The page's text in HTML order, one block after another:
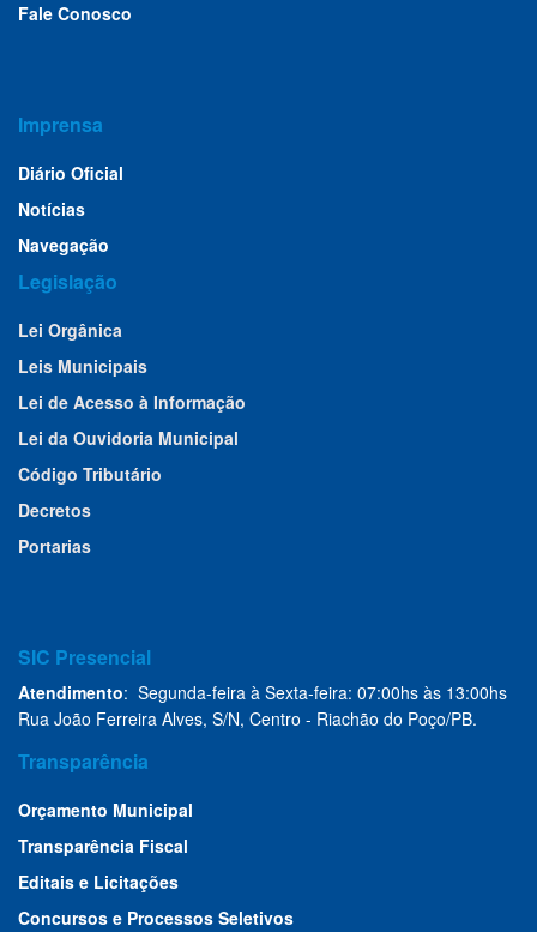
Fale Conosco
Imprensa
Diário Oficial
Notícias
Navegação
Legislação
Lei Orgânica
Leis Municipais
Lei de Acesso à Informação
Lei da Ouvidoria Municipal
Código Tributário
Decretos
Portarias
SIC Presencial
Atendimento: Segunda-feira à Sexta-feira: 07:00hs às 13:00hs
Rua João Ferreira Alves, S/N, Centro - Riachão do Poço/PB.
Transparência
Orçamento Municipal
Transparência Fiscal
Editais e Licitações
Concursos e Processos Seletivos